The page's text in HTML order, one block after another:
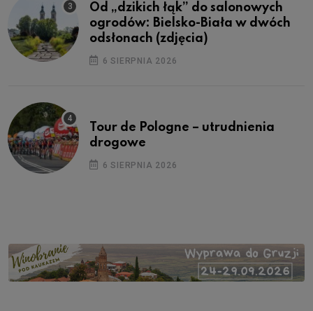
Od „dzikich łąk” do salonowych
ogrodów: Bielsko-Biała w dwóch
odsłonach (zdjęcia)
6 SIERPNIA 2026
Tour de Pologne – utrudnienia
drogowe
6 SIERPNIA 2026